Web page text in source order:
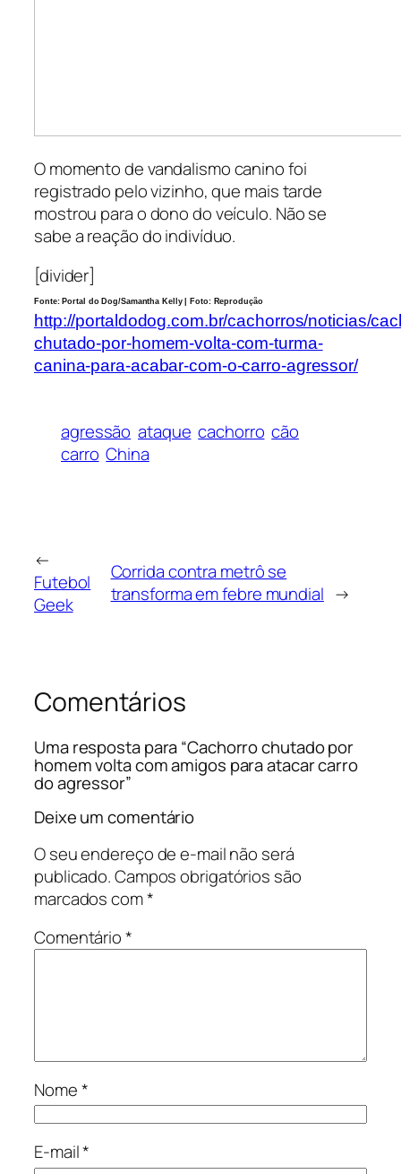
O momento de vandalismo canino foi
registrado pelo vizinho, que mais tarde
mostrou para o dono do veículo. Não se
sabe a reação do indivíduo.
[divider]
Fonte: Portal do Dog/Samantha Kelly | Foto: Reprodução
http://portaldodog.com.br/cachorros/noticias/
chutado-por-homem-volta-com-turma-
canina-para-acabar-com-o-carro-agressor/
agressão ataque cachorro cão
carro China
←
Futebol
Geek
Corrida contra metrô se
transforma em febre mundial →
Comentários
Uma resposta para “Cachorro chutado por
homem volta com amigos para atacar carro
do agressor”
Deixe um comentário
O seu endereço de e-mail não será
publicado.Campos obrigatórios são
marcados com*
Comentário*
Nome*
E-mail*